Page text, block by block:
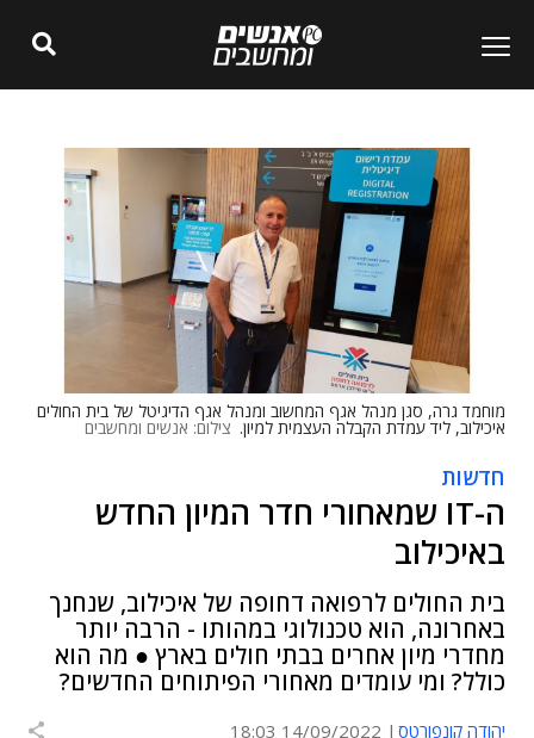
מוחמד גרה, סגן מנהל אגף המחשוב ומנהל אגף הדיגיטל של בית החולים
איכילוב, ליד עמדת הקבלה העצמית למיון. צילום: אנשים ומחשבים
חדשות
ה-IT שמאחורי חדר המיון החדש
באיכילוב
בית החולים לרפואה דחופה של איכילוב, שנחנך
באחרונה, הוא טכנולוגי במהותו - הרבה יותר
מחדרי מיון אחרים בבתי חולים בארץ ● מה הוא
כולל? ומי עומדים מאחורי הפיתוחים החדשים?
יהודה קונפורטס 14/09/2022 18:03